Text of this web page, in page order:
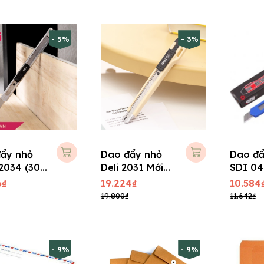
- 5%
nhỏ
(30
- 3%
Dao đẩy nhỏ
Deli 2031 Mới
(Ko lưỡi phụ)
19.224₫
19.800₫
Dao
SDI
11.642₫
- 9% - 9%